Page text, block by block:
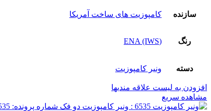
سازنده کامپوزیت های ساخت آمریکا
رنگ (ENA (IWS
دسته ونیر کامپوزیت
افزودن به لیست علاقه مندیها
مشاهده سریع